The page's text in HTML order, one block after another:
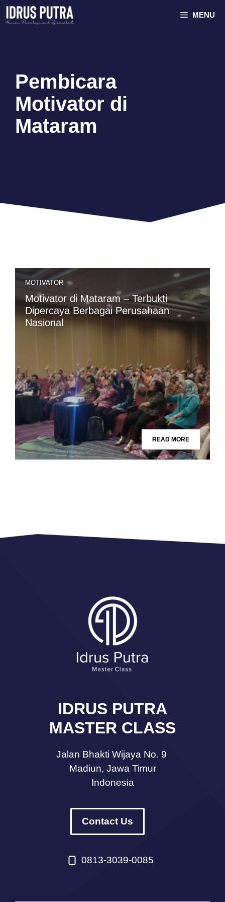
Skip
to
MENU
Pembicara
Motivator di
Mataram
MOTIVATOR
Motivator di Mataram – Terbukti
Dipercaya Berbagai Perusahaan
Nasional
READ MORE
IDRUS PUTRA
MASTER CLASS
Jalan Bhakti Wijaya No. 9
Madiun, Jawa Timur
Indonesia
Contact Us
0813-3039-0085